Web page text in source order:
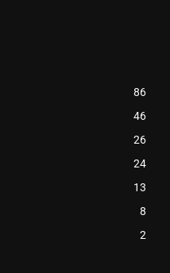
86
46
26
24
13
8
2